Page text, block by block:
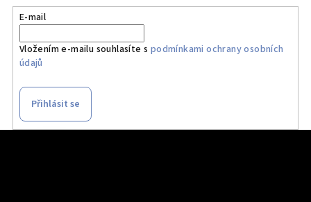
E-mail
Vložením e-mailu souhlasíte s podmínkami ochrany osobních
údajů
Přihlásit se